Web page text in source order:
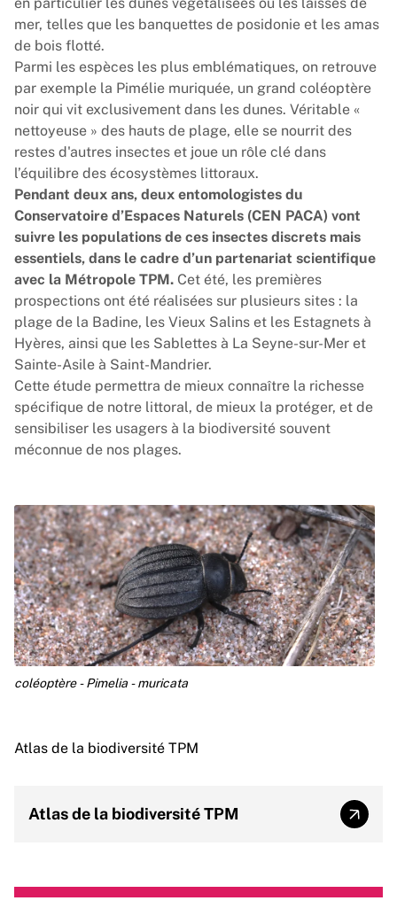
mer, telles que les banquettes de posidonie et les amas
de bois flotté.
Parmi les espèces les plus emblématiques, on retrouve
par exemple la Pimélie muriquée, un grand coléoptère
noir qui vit exclusivement dans les dunes. Véritable «
nettoyeuse » des hauts de plage, elle se nourrit des
restes d'autres insectes et joue un rôle clé dans
l’équilibre des écosystèmes littoraux.
Pendant deux ans, deux entomologistes du
Conservatoire d’Espaces Naturels (CEN PACA) vont
suivre les populations de ces insectes discrets mais
essentiels, dans le cadre d’un partenariat scientifique
avec la Métropole TPM. Cet été, les premières
prospections ont été réalisées sur plusieurs sites : la
plage de la Badine, les Vieux Salins et les Estagnets à
Hyères, ainsi que les Sablettes à La Seyne-sur-Mer et
Sainte-Asile à Saint-Mandrier.
Cette étude permettra de mieux connaître la richesse
spécifique de notre littoral, de mieux la protéger, et de
sensibiliser les usagers à la biodiversité souvent
méconnue de nos plages.
coléoptère - Pimelia - muricata
Atlas de la biodiversité TPM
Atlas de la biodiversité TPM Atlas